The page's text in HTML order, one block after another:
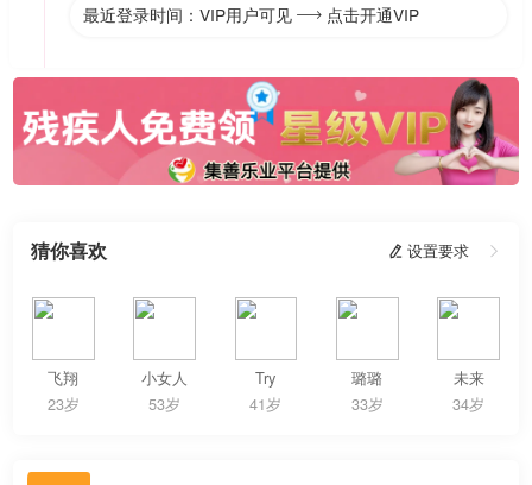
最近登录时间：VIP用户可见  点击开通VIP
猜你喜欢  设置要求 
飞翔
23岁
小女人
53岁
Try
41岁
璐璐
33岁
未来
34岁